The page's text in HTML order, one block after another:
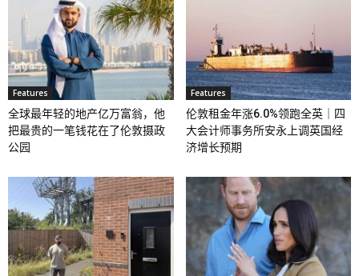
Features
全球最年轻的地产亿万富翁，他
把最贵的一笔钱花在了伦敦摄政
公园
Features
伦敦租金年涨6.0%领跑全英｜四
大会计师事务所安永上调英国经
济增长预期